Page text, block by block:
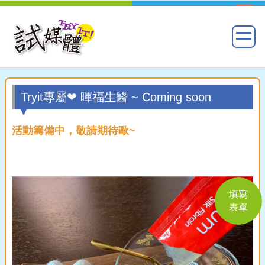
Tryit專屬❤ 暉福生醫 ~ Coming soon
活動籌備中，敬請期待歐~
填寫
表單